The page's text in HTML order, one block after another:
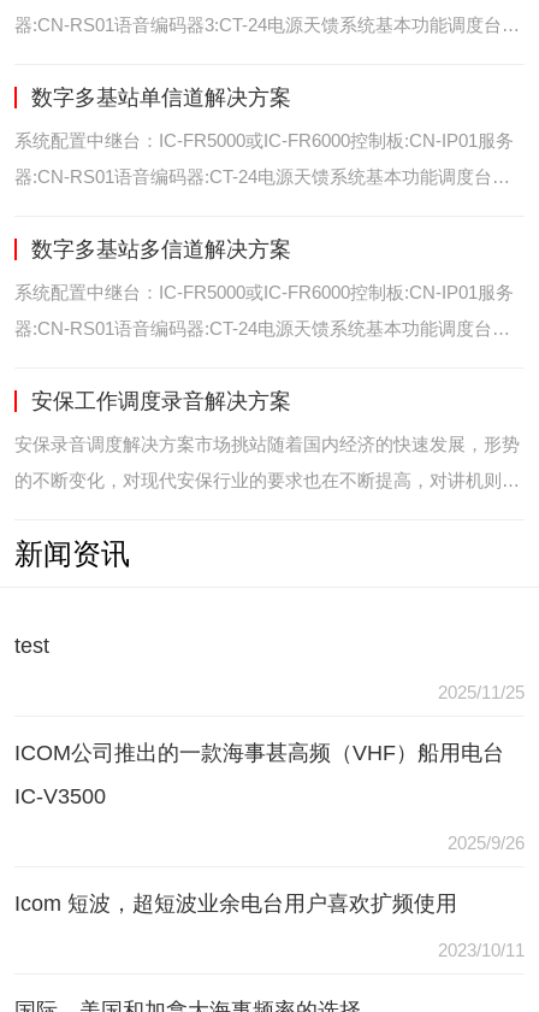
器:CN-RS01语音编码器3:CT-24电源天馈系统基本功能调度台录
室内定位艾可慕数字电台具备GPS数据上传功能。而GPS定位功
能是艾可慕数字系统的
数字多基站单信道解决方案
系统配置中继台：IC-FR5000或IC-FR6000控制板:CN-IP01服务
器:CN-RS01语音编码器:CT-24电源天馈系统基本功能调度台录
通过IP网络互联，通过成熟可靠的网络技术，艾可慕数字通讯将
延伸到世界的每一个角落。
数字多基站多信道解决方案
系统配置中继台：IC-FR5000或IC-FR6000控制板:CN-IP01服务
器:CN-RS01语音编码器:CT-24电源天馈系统基本功能调度台录
之间通过IP网络互联，通过成熟可靠的网络技术，艾可慕数字通
讯将延伸到世界的每一个角
安保工作调度录音解决方案
安保录音调度解决方案市场挑站随着国内经济的快速发展，形势
的不断变化，对现代安保行业的要求也在不断提高，对讲机则是
讯需要，常常会出现以下问题：（1）无可靠的报等多种保障手
新闻资讯
test
2025/11/25
ICOM公司推出的一款海事甚高频（VHF）船用电台
IC-V3500
2025/9/26
Icom 短波，超短波业余电台用户喜欢扩频使用
2023/10/11